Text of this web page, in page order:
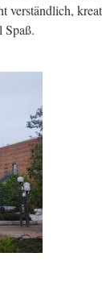
verständlich,
Spaß.